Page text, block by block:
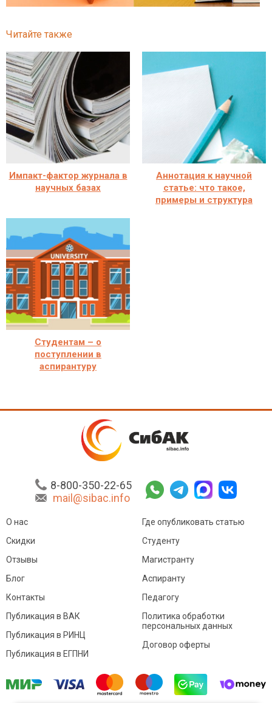
Читайте также
Импакт-фактор журнала в
научных базах
Аннотация к научной
статье: что такое,
примеры и структура
Студентам – о
поступлении в
аспирантуру
8-800-350-22-65
mail@sibac.info
О нас
Скидки
Отзывы
Блог
Контакты
Где опубликовать статью
Студенту
Магистранту
Аспиранту
Педагогу
Публикация в ВАК
Публикация в РИНЦ
Публикация в ЕГПНИ
Политика обработки
персональных данных
Договор оферты